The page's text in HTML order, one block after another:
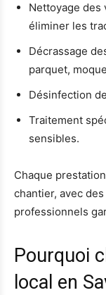
Nettoyage
éliminer les
Décrassage
parquet,
Désinfection
Traitement
sensibles.
Chaque
chantier, avec
professionnels
Pourquoi
local en